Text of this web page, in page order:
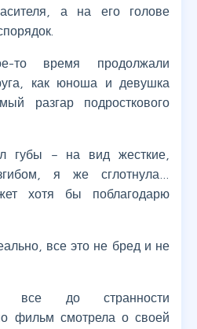
а на его голове
время продолжали
как юноша и девушка
разгар подросткового
губы – на вид жесткие,
я же сглотнула…
хотя бы поблагодарю
все это не бред и не
все до странности
фильм смотрела о своей